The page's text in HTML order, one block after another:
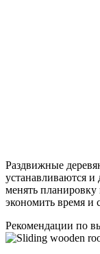
Раздвижные
устанавливаются и
менять
экономить время и
Рекомендации по